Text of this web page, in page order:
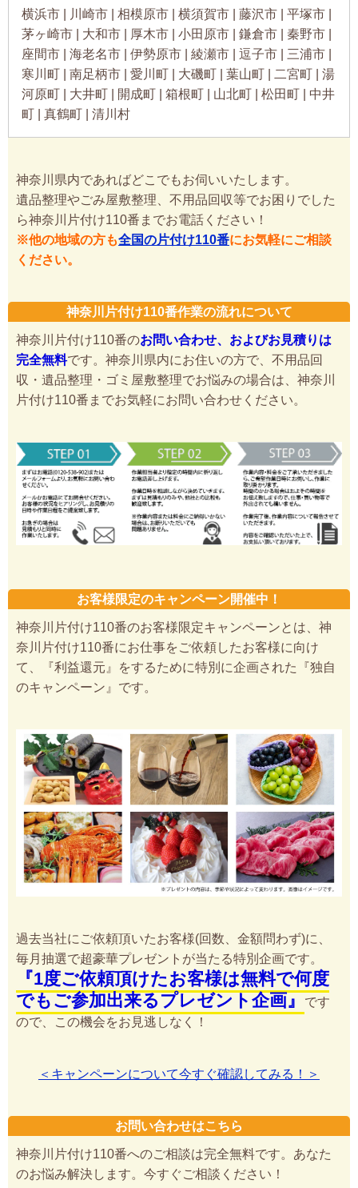
横浜市 | 川崎市 | 相模原市 | 横須賀市 | 藤沢市 | 平塚市 |
茅ヶ崎市 | 大和市 | 厚木市 | 小田原市 | 鎌倉市 | 秦野市 |
座間市 | 海老名市 | 伊勢原市 | 綾瀬市 | 逗子市 | 三浦市 |
寒川町 | 南足柄市 | 愛川町 | 大磯町 | 葉山町 | 二宮町 | 湯
河原町 | 大井町 | 開成町 | 箱根町 | 山北町 | 松田町 | 中井
町 | 真鶴町 | 清川村
神奈川県内であればどこでもお伺いいたします。
遺品整理やごみ屋敷整理、不用品回収等でお困りでした
ら神奈川片付け110番までお電話ください！
※他の地域の方も全国の片付け110番にお気軽にご相談
ください。
神奈川片付け110番作業の流れについて
神奈川片付け110番のお問い合わせ、およびお見積りは
完全無料です。神奈川県内にお住いの方で、不用品回
収・遺品整理・ゴミ屋敷整理でお悩みの場合は、神奈川
片付け110番までお気軽にお問い合わせください。
お客様限定のキャンペーン開催中！
神奈川片付け110番のお客様限定キャンペーンとは、神
奈川片付け110番にお仕事をご依頼したお客様に向け
て、『利益還元』をするために特別に企画された『独自
のキャンペーン』です。
過去当社にご依頼頂いたお客様(回数、金額問わず)に、
毎月抽選で超豪華プレゼントが当たる特別企画です。
『1度ご依頼頂けたお客様は無料で何度
でもご参加出来るプレゼント企画』
です
ので、この機会をお見逃しなく！
＜キャンペーンについて今すぐ確認してみる！＞
お問い合わせはこちら
神奈川片付け110番へのご相談は完全無料です。あなた
のお悩み解決します。今すぐご相談ください！